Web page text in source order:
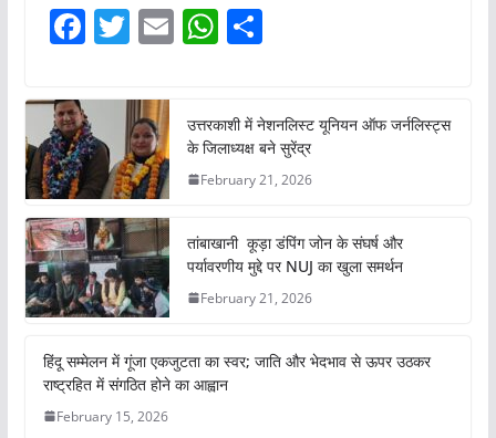
F
c
e
b
o
o
k
T
itt
er
E W
s
A
p
S
e
उत्तरकाशी में नेशनलिस्ट यूनियन ऑफ जर्नलिस्ट्स
के जिलाध्यक्ष बने सुरेंद्र
February 21, 2026
तांबाखानी कूड़ा डंपिंग जोन के संघर्ष और
पर्यावरणीय मुद्दे पर NUJ का खुला समर्थन
February 21, 2026
हिंदू सम्मेलन में गूंजा एकजुटता का स्वर; जाति और
भेदभाव से ऊपर उठकर राष्ट्रहित में संगठित होने का